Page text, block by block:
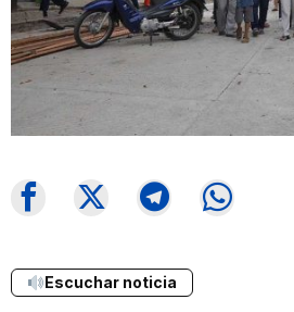
Escuchar noticia